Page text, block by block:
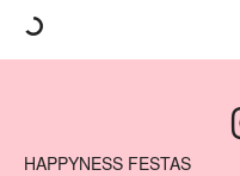
HAPPYNESS FESTAS